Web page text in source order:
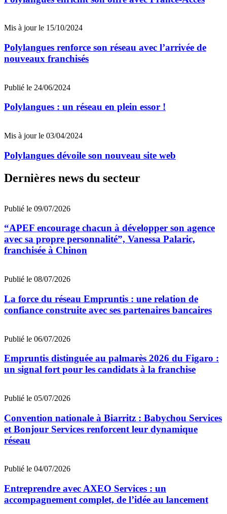
Mis à jour le 15/10/2024
Polylangues renforce son réseau avec l’arrivée de
nouveaux franchisés
Publié le 24/06/2024
Polylangues : un réseau en plein essor !
Mis à jour le 03/04/2024
Polylangues dévoile son nouveau site web
Dernières news du secteur
Publié le 09/07/2026
“APEF encourage chacun à développer son agence
avec sa propre personnalité”, Vanessa Palaric,
franchisée à Chinon
Publié le 08/07/2026
La force du réseau Empruntis : une relation de
confiance construite avec ses partenaires bancaires
Publié le 06/07/2026
Empruntis distinguée au palmarès 2026 du Figaro :
un signal fort pour les candidats à la franchise
Publié le 05/07/2026
Convention nationale à Biarritz : Babychou Services
et Bonjour Services renforcent leur dynamique
réseau
Publié le 04/07/2026
Entreprendre avec AXEO Services : un
accompagnement complet, de l’idée au lancement